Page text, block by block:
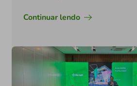
Continuar lendo